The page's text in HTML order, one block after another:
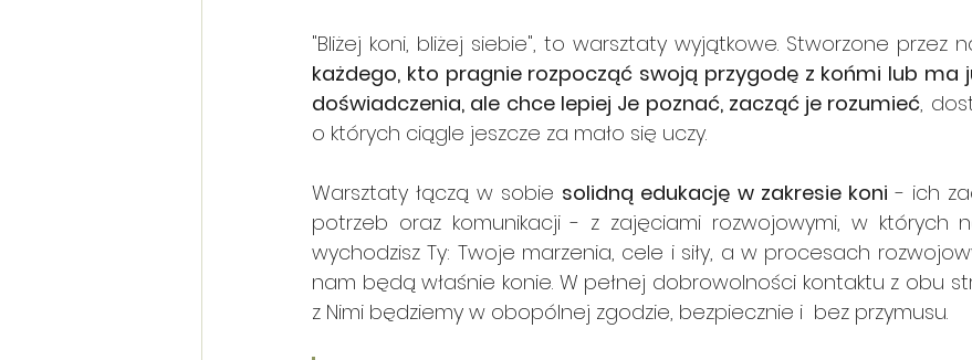
"Bliżej koni, bliżej siebie", to warsztaty wyjątkowe. Stworzone przez
każdego, kto pragnie rozpocząć swoją przygodę z końmi lub ma
doświadczenia, ale chce lepiej Je poznać, zacząć je rozumieć,
o których ciągle jeszcze za mało się uczy.
Warsztaty łączą w sobie solidną edukację w zakresie koni - ich
potrzeb oraz komunikacji - z zajęciami rozwojowymi, w których
wychodzisz Ty: Twoje marzenia, cele i siły, a w procesach
nam będą właśnie konie. W pełnej dobrowolności kontaktu z obu
z Nimi będziemy w obopólnej zgodzie, bezpiecznie i  bez przymusu.